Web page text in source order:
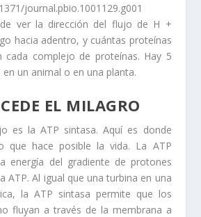
journal.pbio.1001129.g001
ver la dirección del flujo de H +
hacia adentro, y cuántas proteínas
cada complejo de proteínas. Hay 5
un animal o en una planta.
EL MILAGRO
es la ATP sintasa. Aquí es donde
que hace posible la vida. La ATP
energía del gradiente de protones
ATP. Al igual que una turbina en una
la ATP sintasa permite que los
fluyan a través de la membrana a